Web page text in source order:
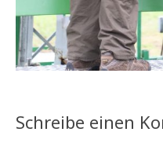
Schreibe einen